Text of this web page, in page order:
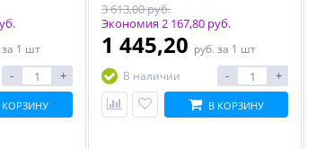
за 1 шт
- +
КОРЗИНУ
3 613,00 руб.
Экономия 2 167,80 руб.
1 445,20 руб. за 1 шт
В наличии
- +
В КОРЗИНУ